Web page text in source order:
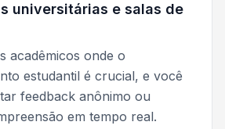
universitárias e salas de
acadêmicos onde o
estudantil é crucial, e você
feedback anônimo ou
em tempo real.